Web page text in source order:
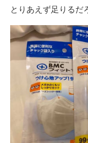
とりあえず足りるだ